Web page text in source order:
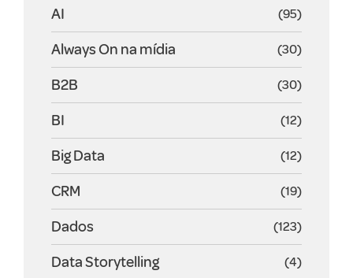
AI (95)
Always On na mídia (30)
B2B (30)
BI (12)
Big Data (12)
CRM (19)
Dados (123)
Data Storytelling (4)